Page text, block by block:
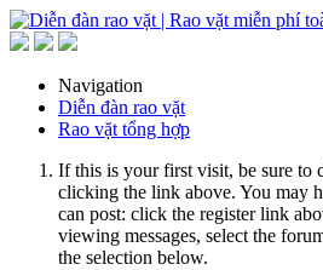
Navigation
Diễn đàn rao vặt
Rao vặt tổng hợp
If this is your first visit, be sure to
clicking the link above. You may
can post: click the register link
viewing messages, select the
the selection below.